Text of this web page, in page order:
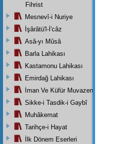
Fihrist
Mesnevî-i Nuriye
İşârâtü'l-İ'câz
Asâ-yı Mûsâ
Barla Lahikası
Kastamonu Lahikası
Emirdağ Lahikası
İman Ve Küfür Muvazeneleri
Sikke-i Tasdik-i Gaybî
Muhâkemat
Tarihçe-i Hayat
İlk Dönem Eserleri